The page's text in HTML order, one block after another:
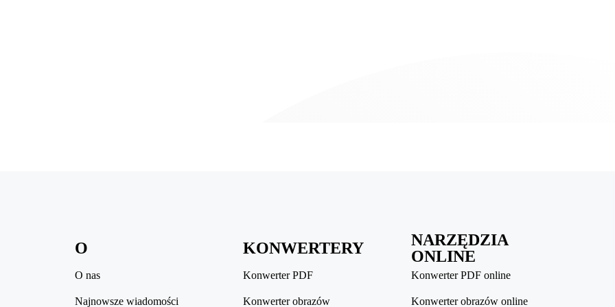
O
O nas
Najnowsze wiadomości
KONWERTERY
Konwerter PDF
Konwerter obrazów
NARZĘDZIA
ONLINE
Konwerter PDF online
Konwerter obrazów online